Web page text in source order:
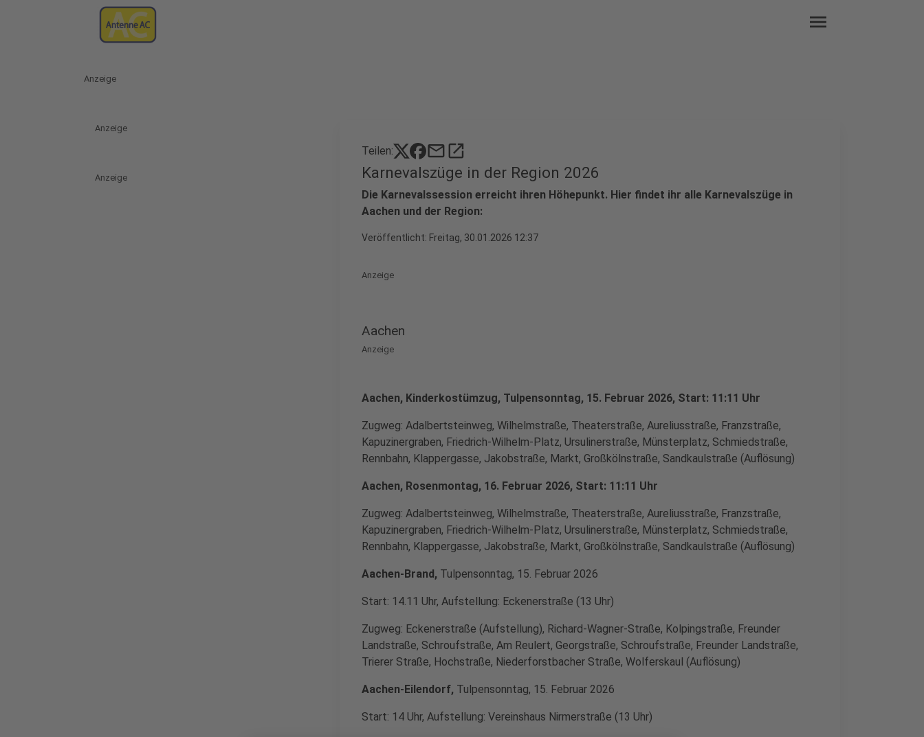
menu
Anzeige
Anzeige
Anzeige
Teilen: mailopen_in_new
Karnevalszüge in der Region 2026
Die Karnevalssession erreicht ihren Höhepunkt. Hier findet ihr alle Karnevalszüge in
Aachen und der Region:
Veröffentlicht: Freitag, 30.01.2026 12:37
Anzeige
Aachen
Anzeige
Aachen, Kinderkostümzug, Tulpensonntag, 15. Februar 2026, Start: 11:11 Uhr
Zugweg: Adalbertsteinweg, Wilhelmstraße, Theaterstraße, Aureliusstraße, Franzstraße,
Kapuzinergraben, Friedrich-Wilhelm-Platz, Ursulinerstraße, Münsterplatz, Schmiedstraße,
Rennbahn, Klappergasse, Jakobstraße, Markt, Großkölnstraße, Sandkaulstraße (Auflösung)
Aachen, Rosenmontag, 16. Februar 2026, Start: 11:11 Uhr
Zugweg: Adalbertsteinweg, Wilhelmstraße, Theaterstraße, Aureliusstraße, Franzstraße,
Kapuzinergraben, Friedrich-Wilhelm-Platz, Ursulinerstraße, Münsterplatz, Schmiedstraße,
Rennbahn, Klappergasse, Jakobstraße, Markt, Großkölnstraße, Sandkaulstraße (Auflösung)
Aachen-Brand, Tulpensonntag, 15. Februar 2026
Start: 14.11 Uhr, Aufstellung: Eckenerstraße (13 Uhr)
Zugweg: Eckenerstraße (Aufstellung), Richard-Wagner-Straße, Kolpingstraße, Freunder
Landstraße, Schroufstraße, Am Reulert, Georgstraße, Schroufstraße, Freunder Landstraße,
Trierer Straße, Hochstraße, Niederforstbacher Straße, Wolferskaul (Auflösung)
Aachen-Eilendorf, Tulpensonntag, 15. Februar 2026
Start: 14 Uhr, Aufstellung: Vereinshaus Nirmerstraße (13 Uhr)